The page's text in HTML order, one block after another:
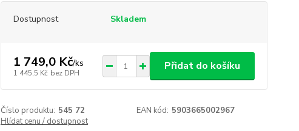
Dostupnost Skladem
1 749,0 Kč/ks
1 445,5 Kč bez DPH
Přidat do košíku
Číslo produktu: 545 72 EAN kód: 5903665002967
Hlídat cenu / dostupnost